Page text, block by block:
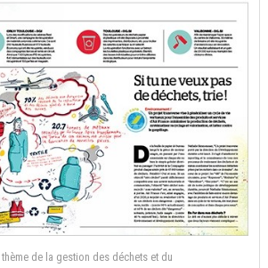
de la gestion des déchets et du